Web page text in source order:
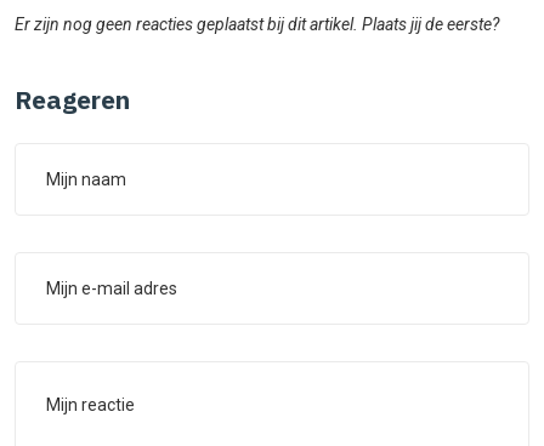
Er zijn nog geen reacties geplaatst bij dit artikel. Plaats jij de eerste?
Reageren